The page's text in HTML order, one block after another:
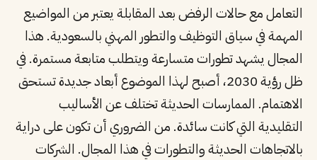
التعامل مع حالات الرفض بعد المقابلة يعتبر من المواضيع
المهمة في سياق التوظيف والتطور المهني بالسعودية. هذا
المجال يشهد تطورات متسارعة ويتطلب متابعة مستمرة. في
ظل رؤية 2030، أصبح لهذا الموضوع أبعاد جديدة تستحق
الاهتمام. الممارسات الحديثة تختلف عن الأساليب
التقليدية التي كانت سائدة. من الضروري أن تكون على دراية
بالاتجاهات الحديثة والتطورات في هذا المجال. الشركات